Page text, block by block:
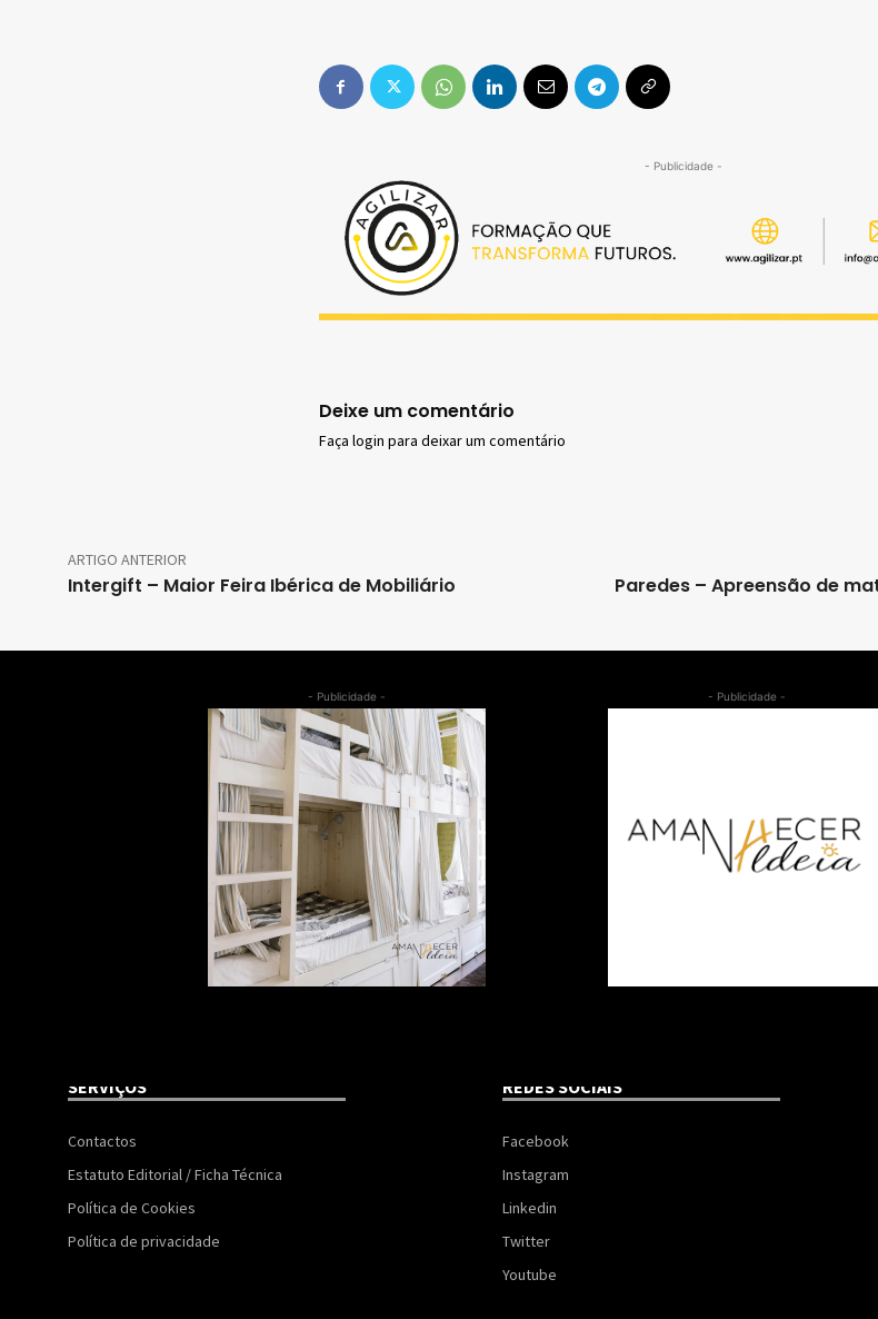
- Publicidade -
Deixe um comentário
Faça login para deixar um comentário
ARTIGO ANTERIOR
Intergift – Maior Feira Ibérica de Mobiliário Paredes – Apreensão de
- Publicidade - - Publicidade -
SERVIÇOS
Contactos
Estatuto Editorial / Ficha Técnica
Política de Cookies
Política de privacidade
REDES SOCIAIS
Facebook
Instagram
Linkedin
Twitter
Youtube